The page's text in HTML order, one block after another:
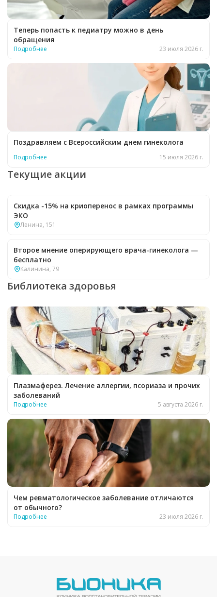
Теперь попасть к педиатру можно в день
обращения
Подробнее 23 июля 2026 г.
Поздравляем с Всероссийским днем гинеколога
Подробнее 15 июля 2026 г.
Текущие акции
Скидка -15% на криоперенос в рамках программы
ЭКО
Ленина, 151
Второе мнение оперирующего врача-гинеколога —
бесплатно
Калинина, 79
Библиотека здоровья
Плазмаферез. Лечение аллергии, псориаза и прочих
заболеваний
Подробнее 5 августа 2026 г.
Чем ревматологическое заболевание отличаются
от обычного?
Подробнее 23 июля 2026 г.